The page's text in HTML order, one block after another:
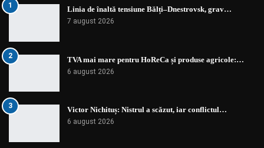
1 Linia de înaltă tensiune Bălți–Dnestrovsk, grav…
7 august 2026
2 TVA mai mare pentru HoReCa și produse agricole:…
6 august 2026
3 Victor Nichituș: Nistrul a scăzut, iar conflictul…
6 august 2026